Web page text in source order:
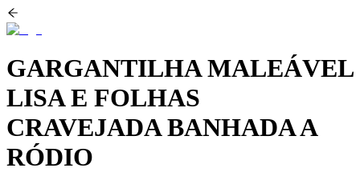
GARGANTILHA MALEÁVEL
LISA E FOLHAS
CRAVEJADA BANHADA A
RÓDIO